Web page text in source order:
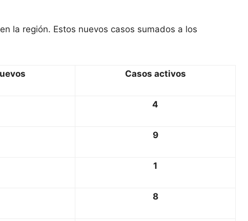
la región. Estos nuevos casos sumados a los
Casos activos
4
9
1
8